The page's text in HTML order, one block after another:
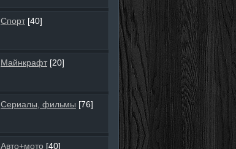
Спорт [40]
Майнкрафт [20]
Сериалы, фильмы [76]
Авто+мото [40]